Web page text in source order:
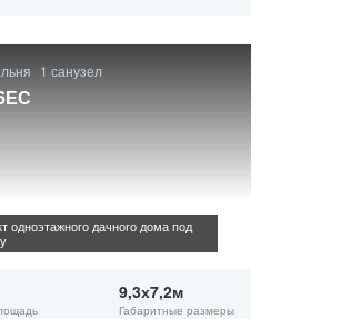
1 санузел
одноэтажного дачного дома под
9,3х7,2м
Габаритные размеры